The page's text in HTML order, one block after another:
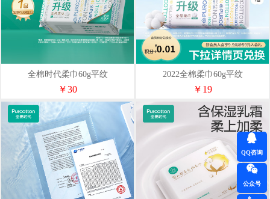
全棉时代柔巾60g平纹
200mm*200mm100片/包1包
￥30
2022全棉柔巾60g平纹
200mm*200mm,50片/包
￥19
QQ咨询
公众号